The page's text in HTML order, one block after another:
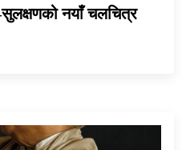
नयाँ चलचित्र